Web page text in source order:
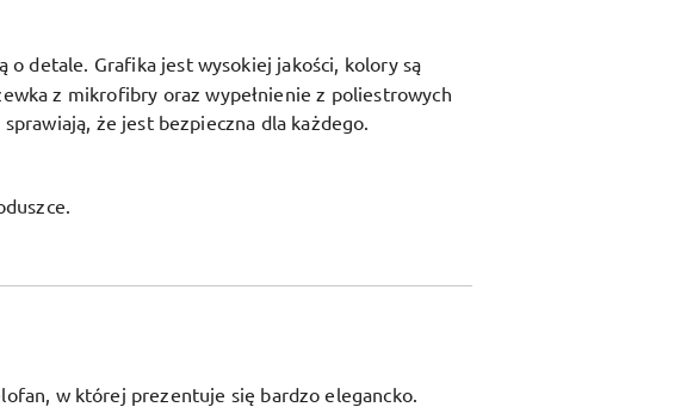
o detale. Grafika jest wysokiej jakości, kolory są
z mikrofibry orazwypełnienie z poliestrowych
że jest bezpieczna dla każdego.
w której prezentuje się bardzo elegancko.